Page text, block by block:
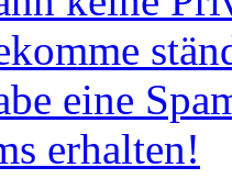
eine
erhalten!